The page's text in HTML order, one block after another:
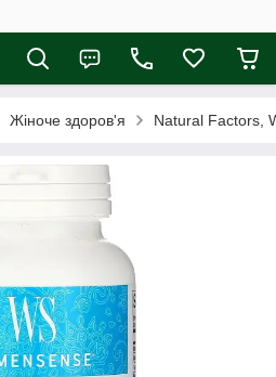
Жіноче здоров'я Natural Factors,